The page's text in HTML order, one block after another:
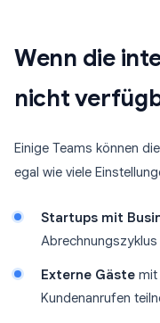
Wenn die
nicht
Einige Teams können
egal wie viele
Startups mit
Externe Gäste mit
Kundenanrufen